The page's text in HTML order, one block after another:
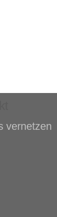
vernetzen